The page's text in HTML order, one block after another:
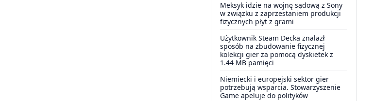
Meksyk idzie na wojnę sądową z Sony
w związku z zaprzestaniem produkcji
fizycznych płyt z grami
Użytkownik Steam Decka znalazł
sposób na zbudowanie fizycznej
kolekcji gier za pomocą dyskietek z
1.44 MB pamięci
Niemiecki i europejski sektor gier
potrzebują wsparcia. Stowarzyszenie
Game apeluje do polityków